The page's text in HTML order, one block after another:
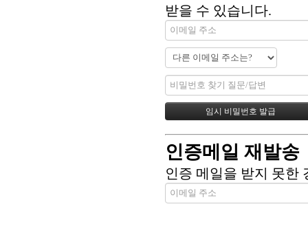
받을 수 있습니다.
인증메일 재발송
인증 메일을 받지 못한